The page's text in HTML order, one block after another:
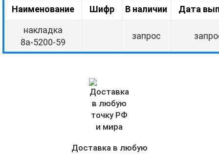
Наименование Шифр В наличии Дата
накладка
8а-5200-59
запрос
Доставка в любую